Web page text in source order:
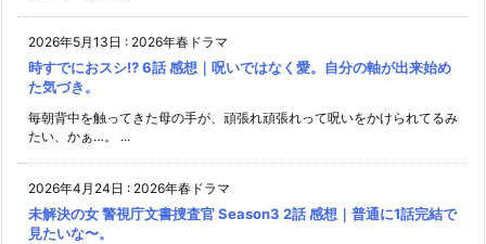
2026年5月13日 : 2026年春ドラマ
時すでにおスシ!? 6話 感想｜呪いではなく愛。自分の軸が出来始め
た気づき。
毎朝背中を触ってきた母の手が、頑張れ頑張れって呪いをかけられてるみ
たい、かぁ…。 ...
2026年4月24日 : 2026年春ドラマ
未解決の女 警視庁文書捜査官 Season3 2話 感想｜普通に1話完結で
見たいな〜。